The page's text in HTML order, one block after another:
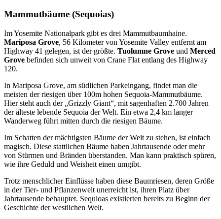
Mammutbäume (Sequoias)
Im Yosemite Nationalpark gibt es drei Mammutbaumhaine.
Mariposa Grove, 56 Kilometer von Yosemite Valley entfernt am
Highway 41 gelegen, ist der größte. Tuolumne Grove und Merced
Grove befinden sich unweit von Crane Flat entlang des Highway
120.
In Mariposa Grove, am südlichen Parkeingang, findet man die
meisten der riesigen über 100m hohen Sequoia-Mammutbäume.
Hier steht auch der „Grizzly Giant“, mit sagenhaften 2.700 Jahren
der älteste lebende Sequoia der Welt. Ein etwa 2,4 km langer
Wanderweg führt mitten durch die riesigen Bäume.
Im Schatten der mächtigsten Bäume der Welt zu stehen, ist einfach
magisch. Diese stattlichen Bäume haben Jahrtausende oder mehr
von Stürmen und Bränden überstanden. Man kann praktisch spüren,
wie ihre Geduld und Weisheit einen umgibt.
Trotz menschlicher Einflüsse haben diese Baumriesen, deren Größe
in der Tier- und Pflanzenwelt unerreicht ist, ihren Platz über
Jahrtausende behauptet. Sequioas existierten bereits zu Beginn der
Geschichte der westlichen Welt.